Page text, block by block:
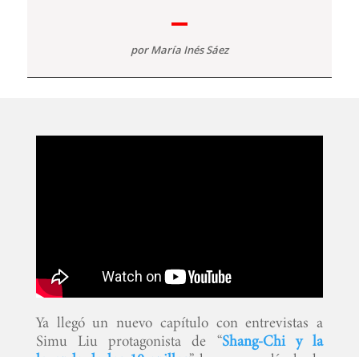
porMaría Inés Sáez
Ya llegó un nuevo capítulo con entrevistas a
Simu Liu protagonista de “Shang-Chi y la